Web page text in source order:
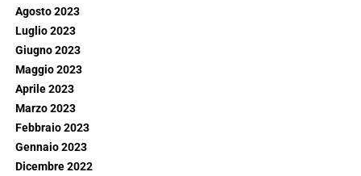
Agosto 2023
Luglio 2023
Giugno 2023
Maggio 2023
Aprile 2023
Marzo 2023
Febbraio 2023
Gennaio 2023
Dicembre 2022